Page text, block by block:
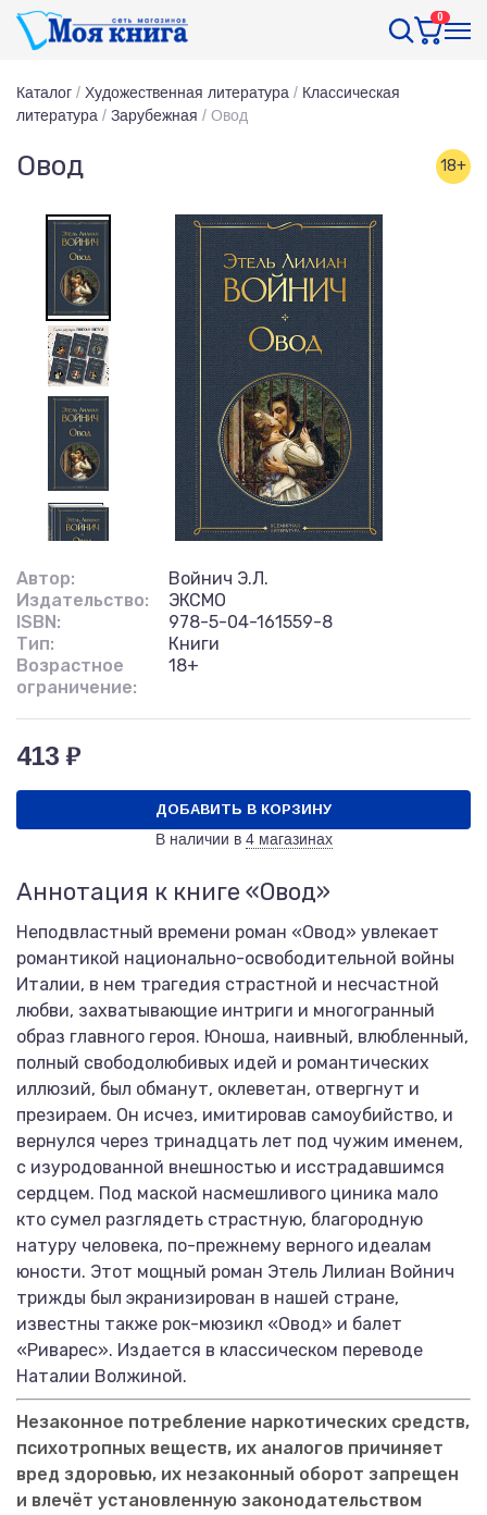
0
Каталог / Художественная литература / Классическая
литература / Зарубежная / Овод
Овод 18+
Автор:
Войнич Э.Л.
Издательство:
ЭКСМО
ISBN:
978-5-04-161559-8
Тип:
Книги
Возрастное
ограничение:
18+
413 ₽
ДОБАВИТЬ В КОРЗИНУ
В наличии в 4 магазинах
Аннотация к книге «Овод»
Неподвластный времени роман «Овод» увлекает
романтикой национально-освободительной войны
Италии, в нем трагедия страстной и несчастной
любви, захватывающие интриги и многогранный
образ главного героя. Юноша, наивный, влюбленный,
полный свободолюбивых идей и романтических
иллюзий, был обманут, оклеветан, отвергнут и
презираем. Он исчез, имитировав самоубийство, и
вернулся через тринадцать лет под чужим именем,
с изуродованной внешностью и исстрадавшимся
сердцем. Под маской насмешливого циника мало
кто сумел разглядеть страстную, благородную
натуру человека, по-прежнему верного идеалам
юности. Этот мощный роман Этель Лилиан Войнич
трижды был экранизирован в нашей стране,
известны также рок-мюзикл «Овод» и балет
«Риварес». Издается в классическом переводе
Наталии Волжиной.
Незаконное потребление наркотических средств,
психотропных веществ, их аналогов причиняет
вред здоровью, их незаконный оборот запрещен
и влечёт установленную законодательством